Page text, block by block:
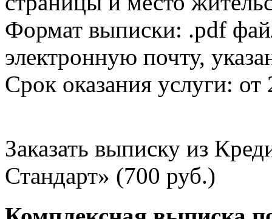
Формат выписки: .pdf
электронную почту,
Срок оказания услуги: от
Заказать выписку из
Стандарт» (700 руб.)